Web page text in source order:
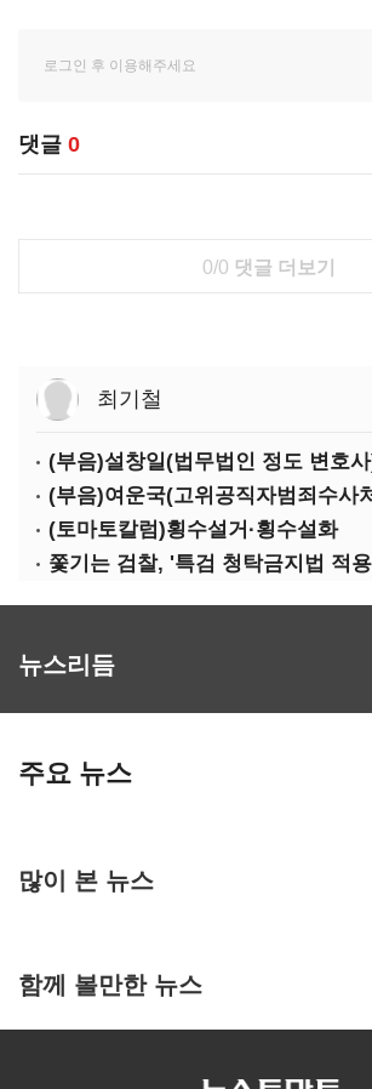
댓글 0
0/0 댓글 더보기
최기철
(부음)설창일(법무법인 정도 변호
(토마토칼럼)횡수설거·횡수설화
뉴스리듬
주요 뉴스
많이 본 뉴스
함께 볼만한 뉴스